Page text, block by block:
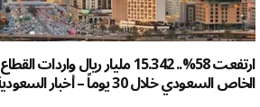
ارتفعت 58%.. 15.342 مليار ريال واردات القطاع
الخاص السعودي خلال 30 يوماً – أخبار السعودية